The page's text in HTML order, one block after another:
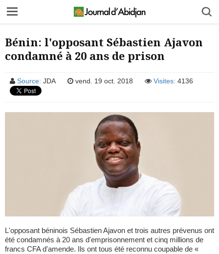
Bénin: l'opposant Sébastien Ajavon
condamné à 20 ans de prison
Source: JDA vend. 19 oct. 2018 Visites: 4136
L'opposant béninois Sébastien Ajavon et trois autres prévenus ont
été condamnés à 20 ans d'emprisonnement et cinq millions de
francs CFA d'amende. Ils ont tous été reconnu coupable de «